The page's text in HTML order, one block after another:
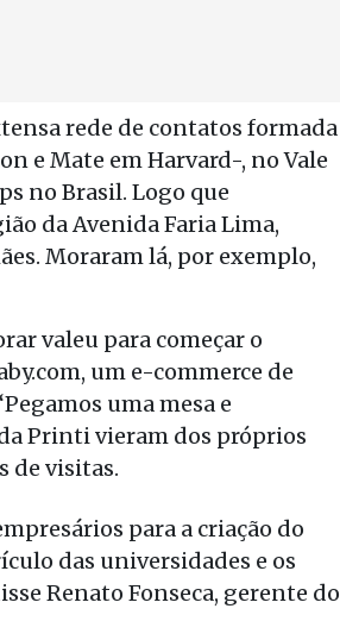
rede de contatos formada
e Mate em Harvard-, no Vale
no Brasil. Logo que
da Avenida Faria Lima,
Moraram lá, por exemplo,
valeu para começar o
um e-commerce de
uma mesa e
Printi vieram dos próprios
de visitas.
para a criação do
das universidades e os
Renato Fonseca, gerente do